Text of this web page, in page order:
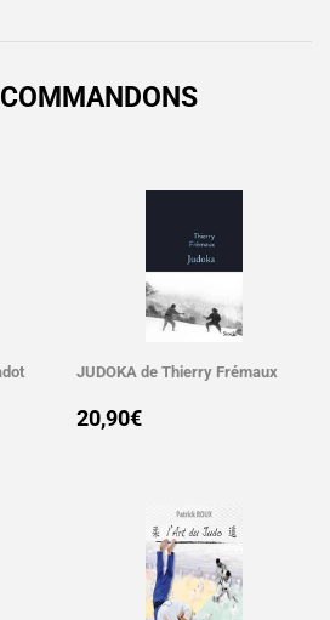
JUDOKA de Thierry Frémaux
PRIX
20,90€